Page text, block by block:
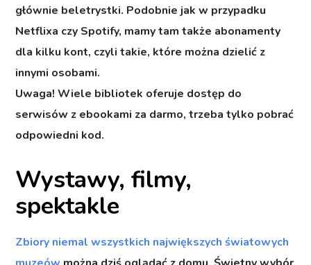
głównie beletrystki. Podobnie jak w przypadku
Netflixa czy Spotify, mamy tam także abonamenty
dla kilku kont, czyli takie, które można dzielić z
innymi osobami.
Uwaga! Wiele bibliotek oferuje dostęp do
serwisów z ebookami za darmo, trzeba tylko pobrać
odpowiedni kod.
Wystawy, filmy,
spektakle
Zbiory niemal wszystkich największych światowych